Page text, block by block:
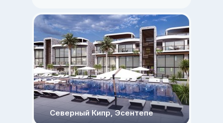
Северный Кипр, Эсентепе